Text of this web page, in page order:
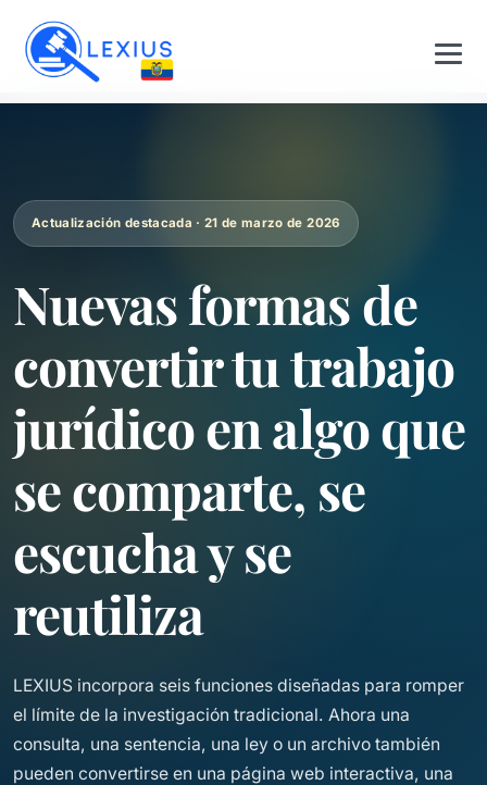
Actualización destacada · 21 de marzo de 2026
Nuevas formas de
convertir tu trabajo
jurídico en algo que
se comparte, se
escucha y se
reutiliza
LEXIUS incorpora seis funciones diseñadas para romper
el límite de la investigación tradicional. Ahora una
consulta, una sentencia, una ley o un archivo también
pueden convertirse en una página web interactiva, una